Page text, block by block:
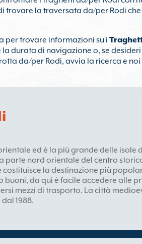
trovare la traversata da/per Rodi che
per trovare informazioni su i
durata di navigazione o, se
da/per Rodi, avvia la ricerca e
ed è la più grande delle isole
parte nord orientale del centro
la destinazione più
buoni, da qui è facile accedere alle
mezzi di trasporto. La città
1988.